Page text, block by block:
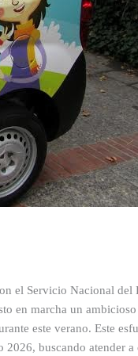
el Servicio Nacional del
en marcha un
este verano. Este
buscando atender